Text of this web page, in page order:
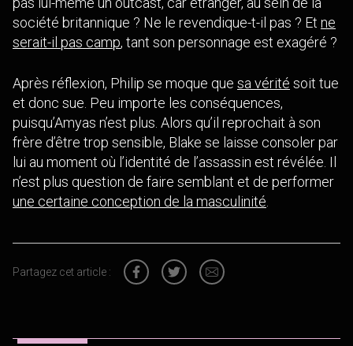
société britannique ? Ne le revendique-t-il pas ? Et ne
serait-il pas camp, tant son personnage est exagéré ?
Après réflexion, Philip se moque que sa vérité soit tue
et donc sue. Peu importe les conséquences,
puisqu’Amyas n’est plus. Alors qu’il reprochait à son
frère d’être trop sensible, Blake se laisse consoler par
lui au moment où l’identité de l’assassin est révélée. Il
n’est plus question de faire semblant et de performer
une certaine conception de la masculinité.
Partagez cet article :